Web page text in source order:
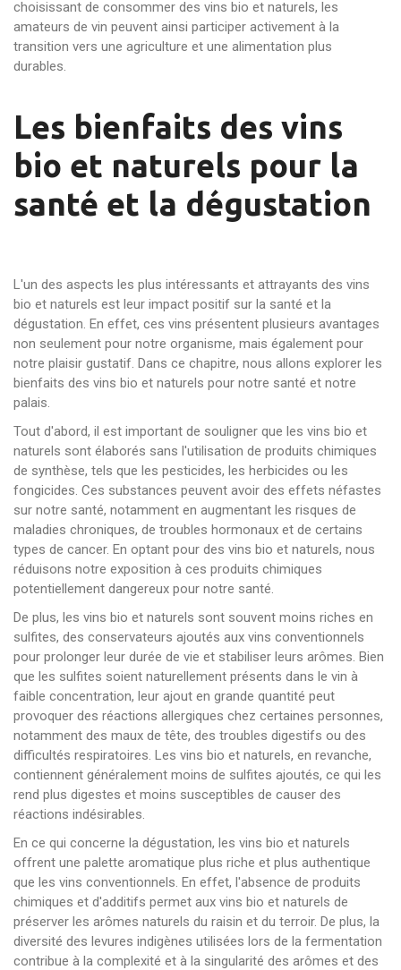
choisissant de consommer des vins bio et naturels, les
amateurs de vin peuvent ainsi participer activement à la
transition vers une agriculture et une alimentation plus
durables.
Les bienfaits des vins
bio et naturels pour la
santé et la dégustation
L'un des aspects les plus intéressants et attrayants des vins
bio et naturels est leur impact positif sur la santé et la
dégustation. En effet, ces vins présentent plusieurs avantages
non seulement pour notre organisme, mais également pour
notre plaisir gustatif. Dans ce chapitre, nous allons explorer les
bienfaits des vins bio et naturels pour notre santé et notre
palais.
Tout d'abord, il est important de souligner que les vins bio et
naturels sont élaborés sans l'utilisation de produits chimiques
de synthèse, tels que les pesticides, les herbicides ou les
fongicides. Ces substances peuvent avoir des effets néfastes
sur notre santé, notamment en augmentant les risques de
maladies chroniques, de troubles hormonaux et de certains
types de cancer. En optant pour des vins bio et naturels, nous
réduisons notre exposition à ces produits chimiques
potentiellement dangereux pour notre santé.
De plus, les vins bio et naturels sont souvent moins riches en
sulfites, des conservateurs ajoutés aux vins conventionnels
pour prolonger leur durée de vie et stabiliser leurs arômes. Bien
que les sulfites soient naturellement présents dans le vin à
faible concentration, leur ajout en grande quantité peut
provoquer des réactions allergiques chez certaines personnes,
notamment des maux de tête, des troubles digestifs ou des
difficultés respiratoires. Les vins bio et naturels, en revanche,
contiennent généralement moins de sulfites ajoutés, ce qui les
rend plus digestes et moins susceptibles de causer des
réactions indésirables.
En ce qui concerne la dégustation, les vins bio et naturels
offrent une palette aromatique plus riche et plus authentique
que les vins conventionnels. En effet, l'absence de produits
chimiques et d'additifs permet aux vins bio et naturels de
préserver les arômes naturels du raisin et du terroir. De plus, la
diversité des levures indigènes utilisées lors de la fermentation
contribue à la complexité et à la singularité des arômes et des